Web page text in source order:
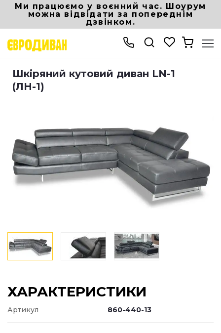
Ми працюємо у воєнний час. Шоурум
можна відвідати за попереднім
дзвінком.
Інтернет магазин Eurodivan
Шкіряний кутовий диван LN-1
(ЛН-1)
ХАРАКТЕРИСТИКИ
Артикул 860-440-13